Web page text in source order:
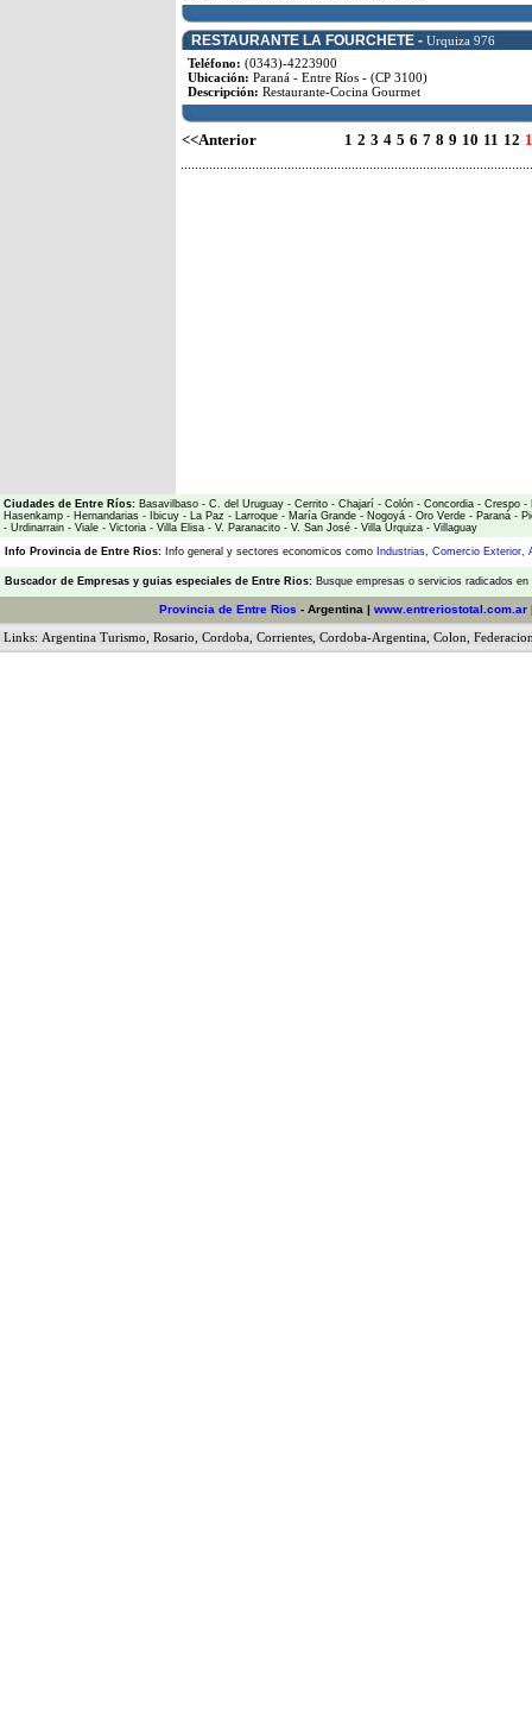
RESTAURANTE LA FOURCHETE - Urquiza 976
Teléfono: (0343)-4223900
Ubicación: Paraná - Entre Ríos - (CP 3100)
Descripción: Restaurante-Cocina Gourmet
<<Anterior 1 2 3 4 5 6 7 8 9 10 11 12
Ciudades de Entre Ríos: Basavilbaso - C. del Uruguay - Cerrito - Chajarí - Colón - Concordia - Crespo -
Hasenkamp - Hernandarias - Ibicuy - La Paz - Larroque - María Grande - Nogoyá - Oro Verde - Paraná -
- Urdinarrain - Viale - Victoria - Villa Elisa - V. Paranacito - V. San José - Villa Urquiza - Villaguay
Info Provincia de Entre Rios: Info general y sectores economicos como Industrias, Comercio Exterior,
Buscador de Empresas y guias especiales de Entre Rios: Busque empresas o servicios radicados
Provincia de Entre Rios - Argentina | www.entreriostotal.com.ar
Links: Argentina Turismo Rosario Cordoba Corrientes Cordoba-Argentina Colon